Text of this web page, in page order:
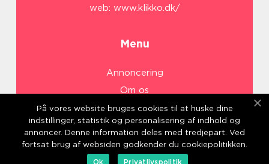
web: www.klikko.dk/
Menu
Annoncering
Om os
Cookies
Kontakt os
Sitemap
På vores website bruges cookies til at huske dine
indstillinger, statistik og personalisering af indhold og
annoncer. Denne information deles med tredjepart. Ved
fortsat brug af websiden godkender du cookiepolitikken.
Ok
Privatlivspolitik